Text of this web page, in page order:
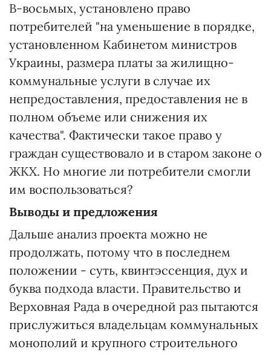
В-восьмых, установлено право
потребителей "на уменьшение в порядке,
установленном Кабинетом министров
Украины, размера платы за жилищно-
коммунальные услуги в случае их
непредоставления, предоставления не в
полном объеме или снижения их
качества". Фактически такое право у
граждан существовало и в старом законе о
ЖКХ. Но многие ли потребители смогли
им воспользоваться?
Выводы и предложения
Дальше анализ проекта можно не
продолжать, потому что в последнем
положении - суть, квинтэссенция, дух и
буква подхода власти. Правительство и
Верховная Рада в очередной раз пытаются
прислужиться владельцам коммунальных
монополий и крупного строительного